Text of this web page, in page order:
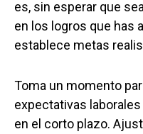
es, sin esperar que
en los logros que has
establece metas
Toma un momento
expectativas
en el corto plazo.